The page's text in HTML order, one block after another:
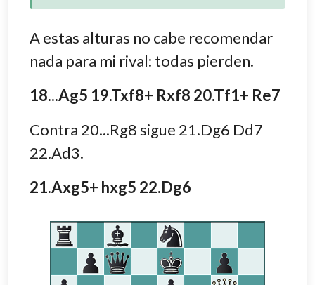
A estas alturas no cabe recomendar
nada para mi rival: todas pierden.
18...Ag5 19.Txf8+ Rxf8 20.Tf1+ Re7
Contra 20...Rg8 sigue 21.Dg6 Dd7
22.Ad3.
21.Axg5+ hxg5 22.Dg6